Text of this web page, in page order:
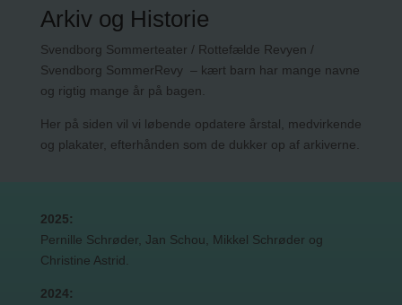
Arkiv og Historie
Svendborg Sommerteater / Rottefælde Revyen /
Svendborg SommerRevy – kært barn har mange navne
og rigtig mange år på bagen.
Her på siden vil vi løbende opdatere årstal, medvirkende
og plakater, efterhånden som de dukker op af arkiverne.
2025:
Pernille Schrøder, Jan Schou, Mikkel Schrøder og
Christine Astrid.
2024: